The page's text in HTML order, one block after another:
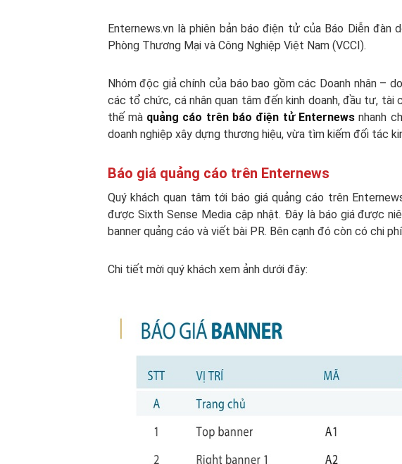
Enternews.vn là phiên bản báo điện tử của Báo Diễn
Phòng Thương Mại và Công Nghiệp Việt Nam (VCCI).
Nhóm độc giả chính của báo bao gồm các Doanh nhân –
các tổ chức, cá nhân quan tâm đến kinh doanh, đầu tư, tài
thế mà quảng cáo trên báo điện tử Enternews nhanh
doanh nghiệp xây dựng thương hiệu, vừa tìm kiếm đối tác
Báo giá quảng cáo trên Enternews
Quý khách quan tâm tới báo giá quảng cáo trên
được Sixth Sense Media cập nhật. Đây là báo giá được
banner quảng cáo và viết bài PR. Bên cạnh đó còn có chi
Chi tiết mời quý khách xem ảnh dưới đây: